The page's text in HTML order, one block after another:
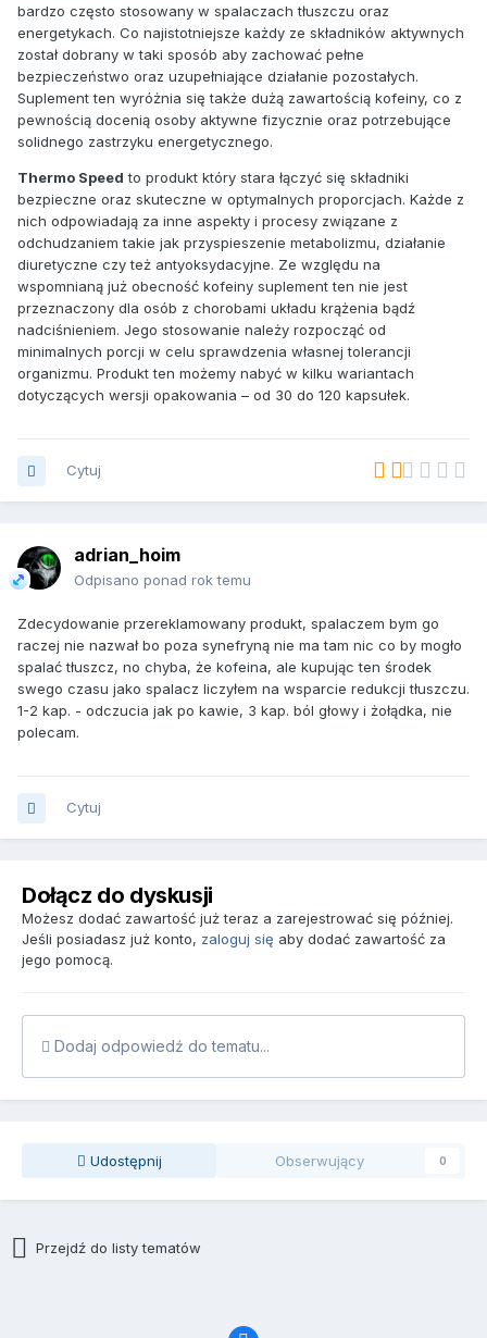
bardzo często stosowany w spalaczach tłuszczu oraz
energetykach. Co najistotniejsze każdy ze składników aktywnych
został dobrany w taki sposób aby zachować pełne
bezpieczeństwo oraz uzupełniające działanie pozostałych.
Suplement ten wyróżnia się także dużą zawartością kofeiny, co z
pewnością docenią osoby aktywne fizycznie oraz potrzebujące
solidnego zastrzyku energetycznego.
Thermo Speed to produkt który stara łączyć się składniki
bezpieczne oraz skuteczne w optymalnych proporcjach. Każde z
nich odpowiadają za inne aspekty i procesy związane z
odchudzaniem takie jak przyspieszenie metabolizmu, działanie
diuretyczne czy też antyoksydacyjne. Ze względu na
wspomnianą już obecność kofeiny suplement ten nie jest
przeznaczony dla osób z chorobami układu krążenia bądź
nadciśnieniem. Jego stosowanie należy rozpocząć od
minimalnych porcji w celu sprawdzenia własnej tolerancji
organizmu. Produkt ten możemy nabyć w kilku wariantach
dotyczących wersji opakowania – od 30 do 120 kapsułek.
Cytuj
adrian_hoim
Odpisano ponad rok temu
Zdecydowanie przereklamowany produkt, spalaczem bym go
raczej nie nazwał bo poza synefryną nie ma tam nic co by mogło
spalać tłuszcz, no chyba, że kofeina, ale kupując ten środek
swego czasu jako spalacz liczyłem na wsparcie redukcji tłuszczu.
1-2 kap. - odczucia jak po kawie, 3 kap. ból głowy i żołądka, nie
polecam.
Cytuj
Dołącz do dyskusji
Możesz dodać zawartość już teraz a zarejestrować się później.
Jeśli posiadasz już konto, zaloguj się aby dodać zawartość za
jego pomocą.
Dodaj odpowiedź do tematu...
Udostępnij Obserwujący 0
Przejdź do listy tematów